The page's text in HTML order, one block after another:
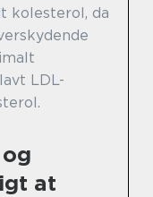
kolesterol, da
LDL-
at